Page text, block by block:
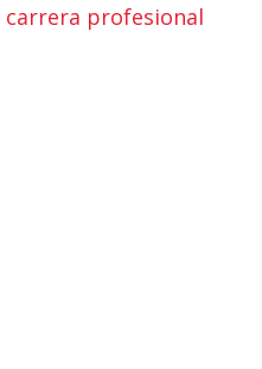
carrera profesional